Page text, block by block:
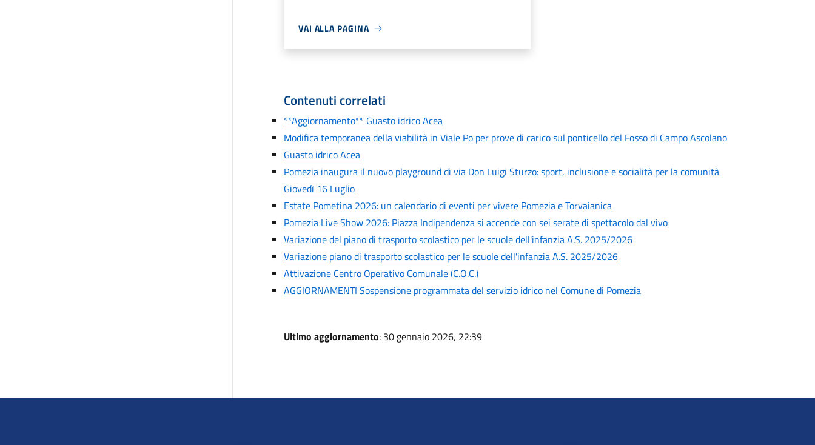
VAI ALLA PAGINA
Contenuti correlati
**Aggiornamento** Guasto idrico Acea
Modifica temporanea della viabilità in Viale Po per prove di carico sul ponticello del Fosso di Campo Ascolano
Guasto idrico Acea
Pomezia inaugura il nuovo playground di via Don Luigi Sturzo: sport, inclusione e socialità per la comunità
Giovedì 16 Luglio
Estate Pometina 2026: un calendario di eventi per vivere Pomezia e Torvaianica
Pomezia Live Show 2026: Piazza Indipendenza si accende con sei serate di spettacolo dal vivo
Variazione del piano di trasporto scolastico per le scuole dell'infanzia A.S. 2025/2026
Variazione piano di trasporto scolastico per le scuole dell'infanzia A.S. 2025/2026
Attivazione Centro Operativo Comunale (C.O.C.)
AGGIORNAMENTI Sospensione programmata del servizio idrico nel Comune di Pomezia
Ultimo aggiornamento: 30 gennaio 2026, 22:39